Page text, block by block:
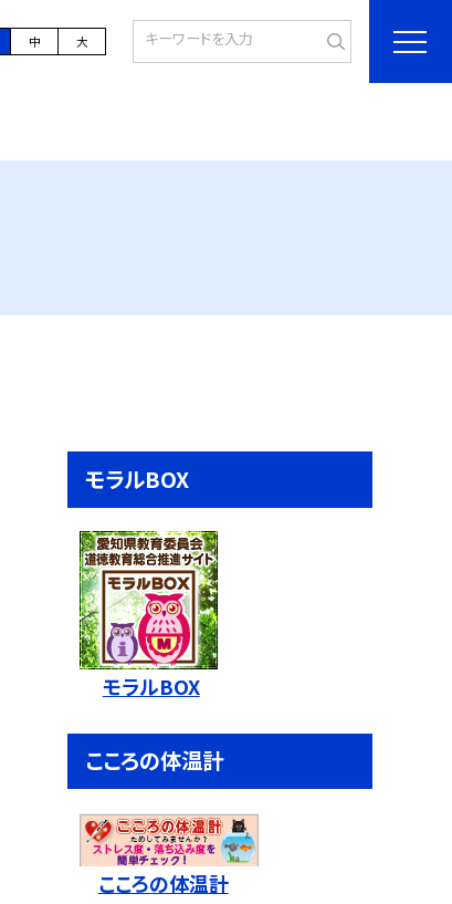
中 大
モラルBOX
モラルBOX
こころの体温計
こころの体温計